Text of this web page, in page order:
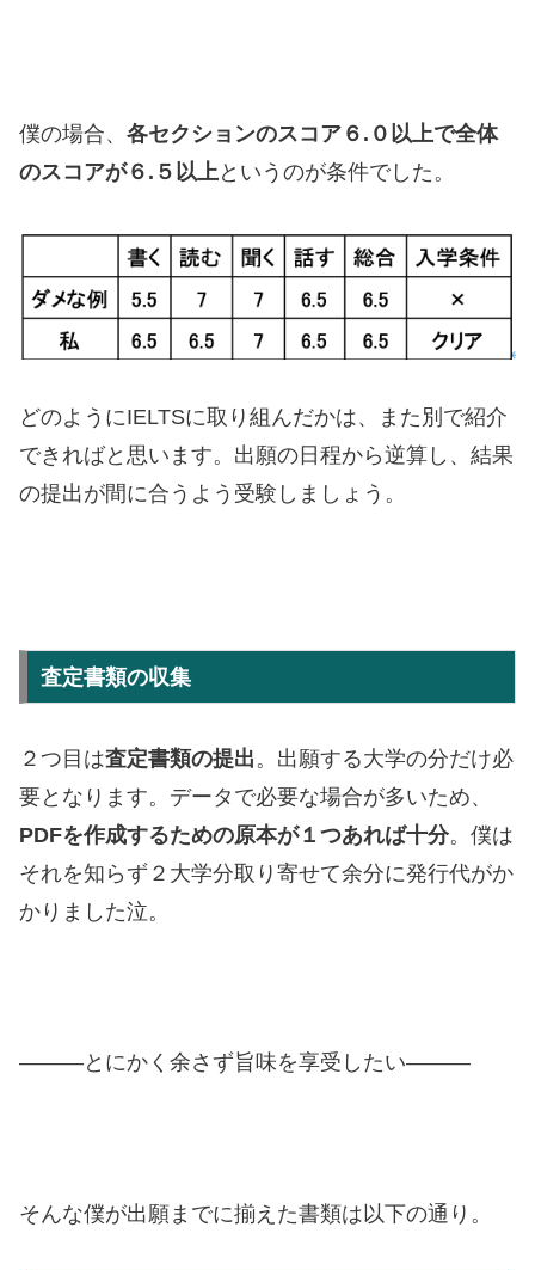
僕の場合、 各セクションのスコア６.０以上で全体
のスコアが６.５以上というのが条件でした。
どのようにIELTSに取り組んだかは、また別で紹介
できればと思います。出願の日程から逆算し、結果
の提出が間に合うよう受験しましょう。
査定書類の収集
２つ目は査定書類の提出 。出願する大学の分だけ必
要となります。データで必要な場合が多いため、
PDFを作成するための原本が１つあれば十分。僕は
それを知らず２大学分取り寄せて余分に発行代がか
かりました泣。
———とにかく余さず旨味を享受したい———
そんな僕が出願までに揃えた書類は以下の通り。